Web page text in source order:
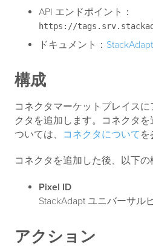
API エンドポイント：
https://
ドキュメント：
構成
コネクタマーケットプレイス
クタを追加します。コネクタ
ついては、 コネクタについて を
コネクタを追加した後、以下の
Pixel ID
StackAdapt ユニバーサル
アクション